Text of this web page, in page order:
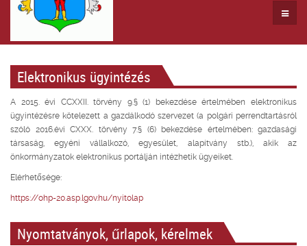
Elektronikus ügyintézés
A 2015. évi CCXXII. törvény 9.§ (1) bekezdése értelmében elektronikus
ügyintézésre kötelezett a gazdálkodó szervezet (a polgári perrendtartásról
szóló 2016.évi CXXX. törvény 7.§ (6) bekezdése értelmében: gazdasági
társaság, egyéni vállalkozó, egyesület, alapítvány stb.), akik az
önkormányzatok elektronikus portálján intézhetik ügyeiket.
Elérhetősége:
https://ohp-20.asp.lgov.hu/nyitolap
Nyomtatványok, űrlapok, kérelmek